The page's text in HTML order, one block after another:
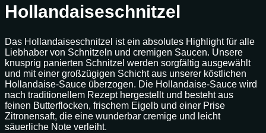
Hollandaiseschnitzel
Das Hollandaiseschnitzel ist ein absolutes Highlight für alle
Liebhaber von Schnitzeln und cremigen Saucen. Unsere
knusprig panierten Schnitzel werden sorgfältig ausgewählt
und mit einer großzügigen Schicht aus unserer köstlichen
Hollandaise-Sauce überzogen. Die Hollandaise-Sauce wird
nach traditionellem Rezept hergestellt und besteht aus
feinen Butterflocken, frischem Eigelb und einer Prise
Zitronensaft, die eine wunderbar cremige und leicht
säuerliche Note verleiht.